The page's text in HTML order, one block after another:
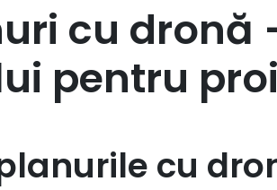
cu dronă
pentru
cu